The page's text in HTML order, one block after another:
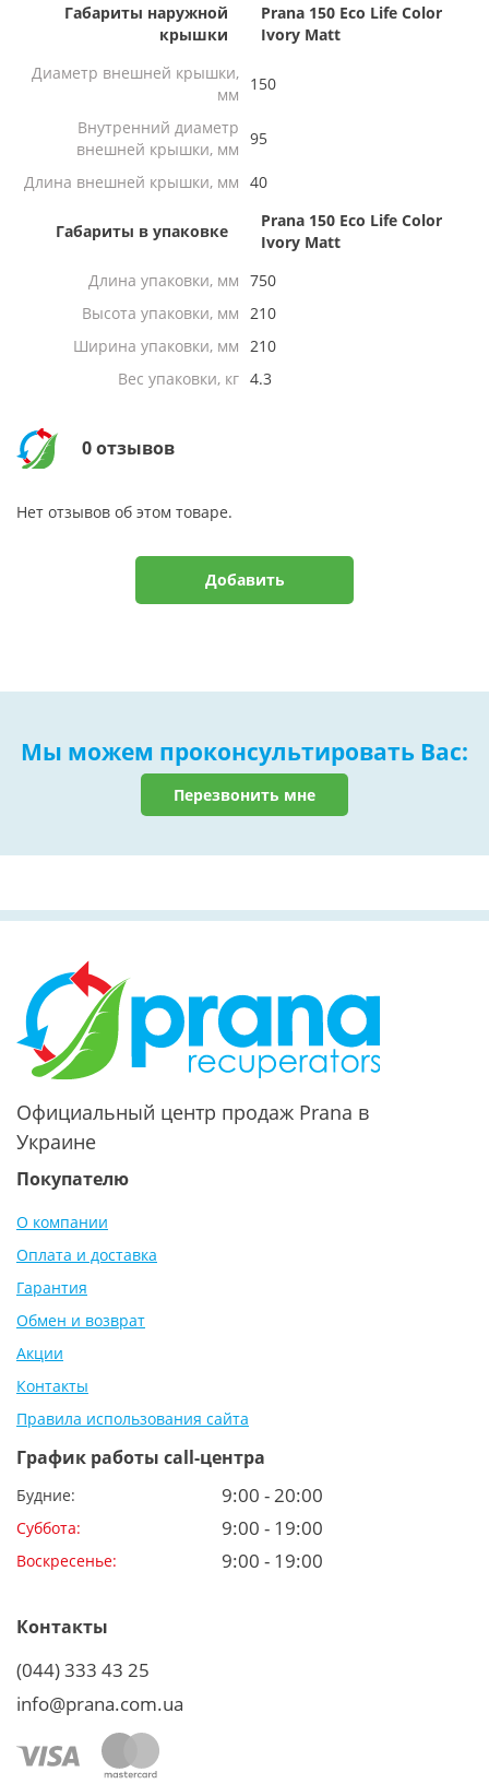
Габариты наружной
крышки
Prana 150 Eco Life Color
Ivory Matt
Диаметр внешней крышки,
мм
150
Внутренний диаметр
внешней крышки, мм
95
Длина внешней крышки, мм 40
Габариты в упаковке
Prana 150 Eco Life Color
Ivory Matt
Длина упаковки, мм 750
Высота упаковки, мм
210
Ширина упаковки, мм
210
Вес упаковки, кг 4.3
0 отзывов
Нет отзывов об этом товаре.
Добавить
Мы можем проконсультировать Вас:
Перезвонить мне
Официальный центр продаж Prana в
Украине
Покупателю
О компании
Оплата и доставка
Гарантия
Обмен и возврат
Акции
Контакты
Правила использования сайта
График работы call-центра
Будние:
Суббота:
Воскресенье:
9:00 - 20:00
9:00 - 19:00
9:00 - 19:00
Контакты
(044) 333 43 25
info@prana.com.ua